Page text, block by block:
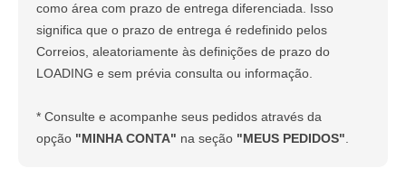
como área com prazo de entrega diferenciada. Isso
significa que o prazo de entrega é redefinido pelos
Correios, aleatoriamente às definições de prazo do
LOADING e sem prévia consulta ou informação.
* Consulte e acompanhe seus pedidos através da
opção "MINHA CONTA" na seção "MEUS PEDIDOS"